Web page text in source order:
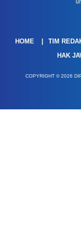
HOME TIM
HAK
COPYRIGHT © 2026